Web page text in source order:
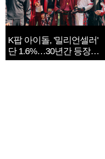
K팝 아이돌, '밀리언셀러'
단 1.6%…30년간 등장
1182개팀 전수조사